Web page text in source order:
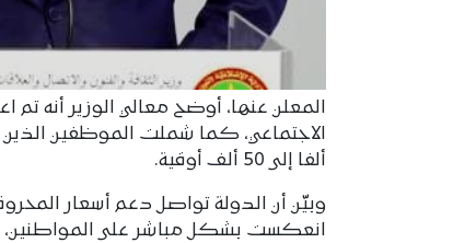
المعلن عنها، أوضح معالي الوزير أنه تم
ألفا إلى 50 ألف أوقية.
انعكست بشكل مباشر على المواطنين،